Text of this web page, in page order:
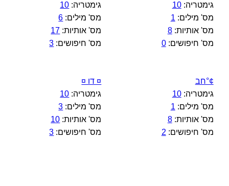
גימטריה:10
מס' מילים: 1
מס' אותיות:8
מס' חיפושים:0
גימטריה: 10
מס' מילים: 6
מס' אותיות: 17
מס' חיפושים: 3
¢°חב
גימטריה:10
מס' מילים: 1
מס' אותיות:8
מס' חיפושים: 2
¤ דו ¤
גימטריה: 10
מס' מילים: 3
מס' אותיות: 10
מס' חיפושים: 3